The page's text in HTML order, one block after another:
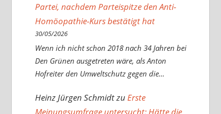
Partei, nachdem Parteispitze den Anti-
Homöopathie-Kurs bestätigt hat
30/05/2026
Wenn ich nicht schon 2018 nach 34 Jahren bei
Den Grünen ausgetreten wäre, als Anton
Hofreiter den Umweltschutz gegen die…
Heinz Jürgen SchmidtzuErste
Meinungsumfrage untersucht: Hätte die